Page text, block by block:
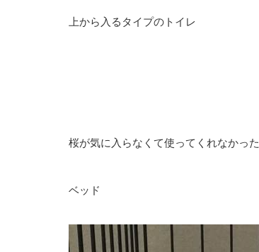
上から入るタイプのトイレ
桜が気に入らなくて使ってくれなかった
ベッド